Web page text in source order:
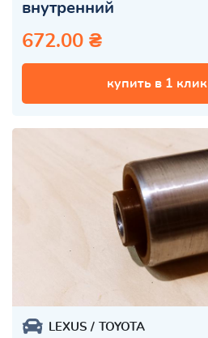
внутренний
672.00 ₴
купить в 1 клик
LEXUS TOYOTA